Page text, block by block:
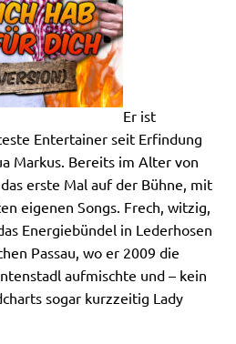
Er ist
Entertainer seit Erfindung
Markus. Bereits im Alter von
erste Mal auf der Bühne, mit
eigenen Songs. Frech, witzig,
Energiebündel in Lederhosen
Passau, wo er 2009 die
aufmischte und – kein
sogar kurzzeitig Lady